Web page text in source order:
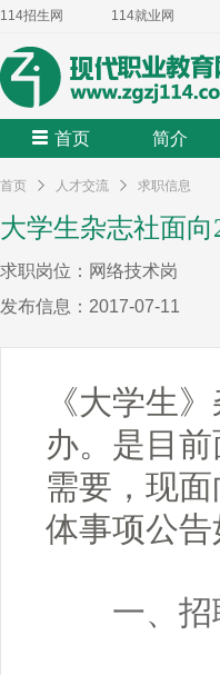
114招生网 114就业网
首页 简介
首页 人才交流 求职信息
大学生杂志社面
求职岗位：网络技术岗
发布信息：2017-07-11
《大学生
办。是目
需要，现
体事项公告
一、